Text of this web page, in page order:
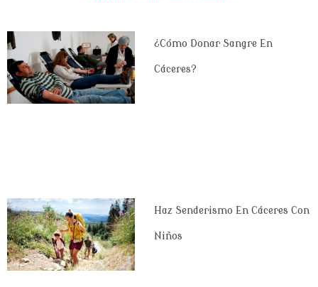
¿Cómo Donar Sangre En
Cáceres?
Haz Senderismo En Cáceres Con
Niños